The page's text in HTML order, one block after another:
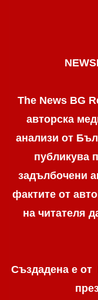
The News BG
авторска
анализи от
публикува
задълбочени
фактите от
на читателя
Създадена е